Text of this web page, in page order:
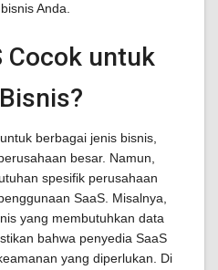
Anda.
Cocok untuk
berbagai jenis bisnis,
besar. Namun,
spesifik perusahaan
SaaS. Misalnya,
yang membutuhkan data
bahwa penyedia SaaS
yang diperlukan. Di